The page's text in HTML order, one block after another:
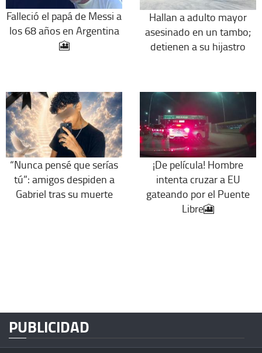
Falleció el papá de Messi a
los 68 años en Argentina
🎦
Hallan a adulto mayor
asesinado en un tambo;
detienen a su hijastro
“Nunca pensé que serías
tú”: amigos despiden a
Gabriel tras su muerte
¡De película! Hombre
intenta cruzar a EU
gateando por el Puente
Libre🎦
PUBLICIDAD